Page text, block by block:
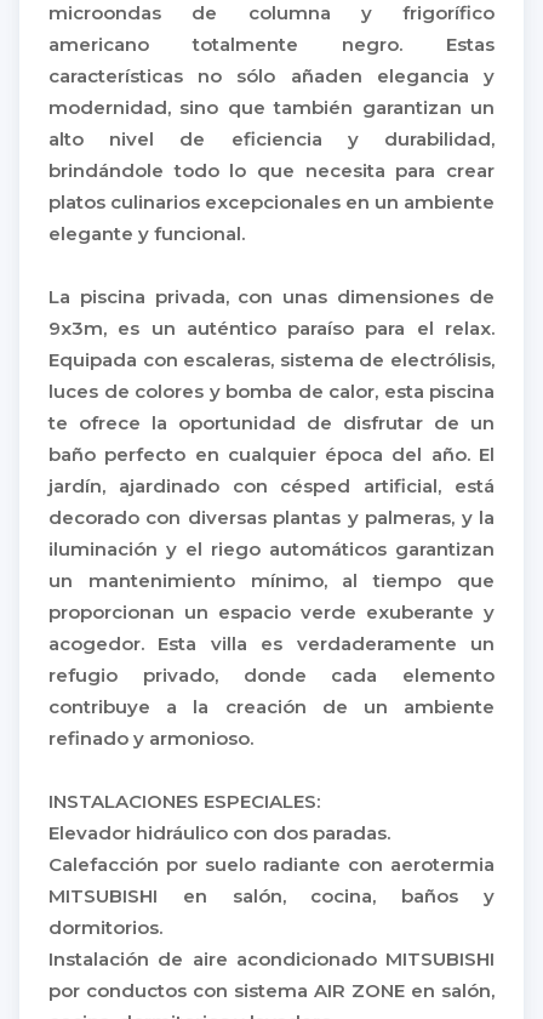
microondas de columna y frigorífico
americano totalmente negro. Estas
características no sólo añaden elegancia y
modernidad, sino que también garantizan un
alto nivel de eficiencia y durabilidad,
brindándole todo lo que necesita para crear
platos culinarios excepcionales en un ambiente
elegante y funcional.
La piscina privada, con unas dimensiones de
9x3m, es un auténtico paraíso para el relax.
Equipada con escaleras, sistema de electrólisis,
luces de colores y bomba de calor, esta piscina
te ofrece la oportunidad de disfrutar de un
baño perfecto en cualquier época del año. El
jardín, ajardinado con césped artificial, está
decorado con diversas plantas y palmeras, y la
iluminación y el riego automáticos garantizan
un mantenimiento mínimo, al tiempo que
proporcionan un espacio verde exuberante y
acogedor. Esta villa es verdaderamente un
refugio privado, donde cada elemento
contribuye a la creación de un ambiente
refinado y armonioso.
INSTALACIONES ESPECIALES:
Elevador hidráulico con dos paradas.
Calefacción por suelo radiante con aerotermia
MITSUBISHI en salón, cocina, baños y
dormitorios.
Instalación de aire acondicionado MITSUBISHI
por conductos con sistema AIR ZONE en salón,